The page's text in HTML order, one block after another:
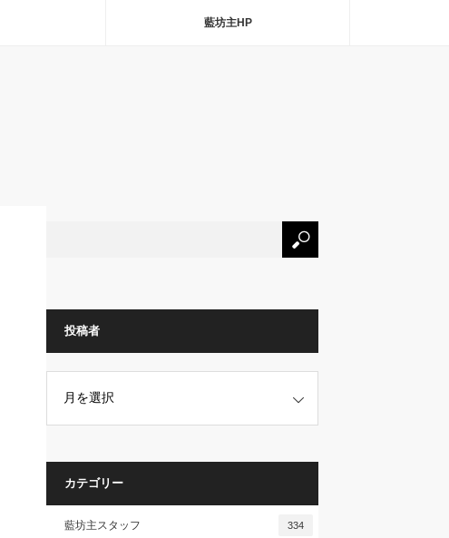
藍坊主HP
投稿者
カテゴリー
藍坊主スタッフ 334